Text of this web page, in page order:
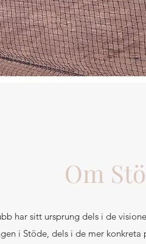
Om
har sitt ursprung dels i de
i Stöde, dels i de mer